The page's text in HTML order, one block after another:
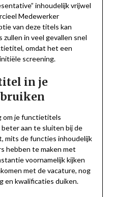
inhoudelijk vrijwel
Medewerker
van deze titels kan
zullen in veel gevallen snel
omdat het een
screening.
in je
om je functietitels
aan te sluiten bij de
mits de functies inhoudelijk
hebben te maken met
voornamelijk kijken
met de vacature, nog
en kwalificaties duiken.